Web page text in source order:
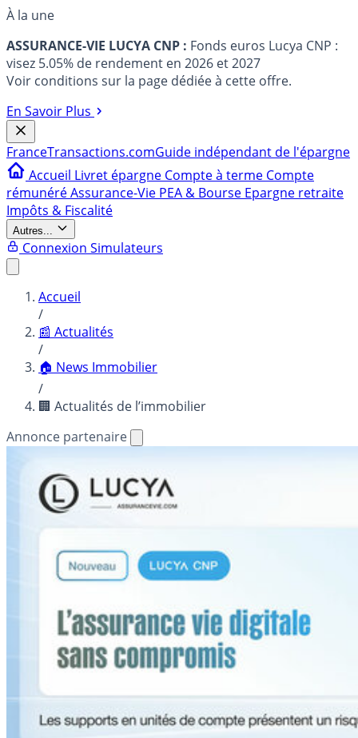
À la une
ASSURANCE-VIE LUCYA CNP : Fonds euros Lucya CNP :
visez 5.05% de rendement en 2026 et 2027
Voir conditions sur la page dédiée à cette offre.
En Savoir Plus
FranceTransactions.comGuide indépendant de l'épargne
Accueil Livret épargne Compte à terme Compte
rémunéréAssurance-Vie PEA & Bourse Epargne retraite
Impôts & Fiscalité
Autres...
Connexion Simulateurs
Accueil
/
📰 Actualités
/
🏠 News Immobilier
/
🏢 Actualités de l’immobilier
Annonce partenaire